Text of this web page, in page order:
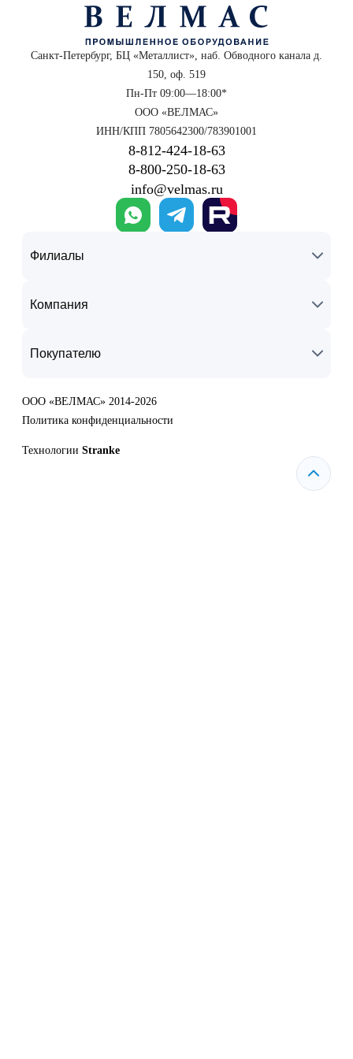
Санкт-Петербург, БЦ «Металлист», наб. Обводного канала д.
150, оф. 519
Пн-Пт 09:00—18:00*
ООО «ВЕЛМАС»
ИНН/КПП 7805642300/783901001
8‑812‑424‑18‑63
8‑800‑250‑18‑63
info@velmas.ru
Филиалы
Компания
Покупателю
ООО «ВЕЛМАС» 2014-2026
Политика конфиденциальности
Технологии Stranke